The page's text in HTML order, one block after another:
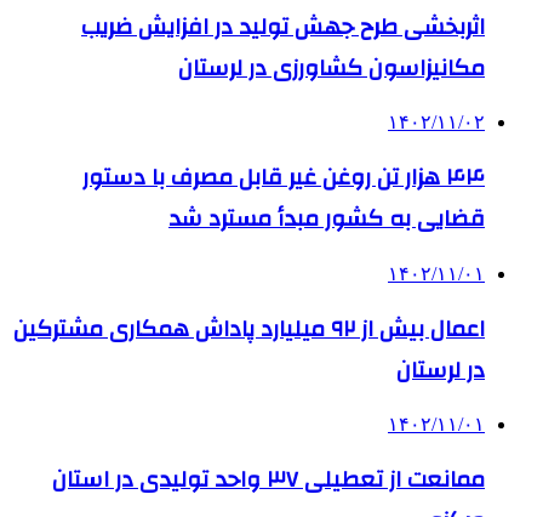
اثربخشی طرح جهش تولید در افزایش ضریب
مکانیزاسون کشاورزی در لرستان
۱۴۰۲/۱۱/۰۲
۴۴ هزار تن روغن غیر قابل مصرف با دستور
قضایی به کشور مبدأ مسترد شد
۱۴۰۲/۱۱/۰۱
اعمال بیش از ۹۲ میلیارد پاداش همکاری مشترکین
در لرستان
۱۴۰۲/۱۱/۰۱
ممانعت از تعطیلی ۳۷ واحد تولیدی در استان